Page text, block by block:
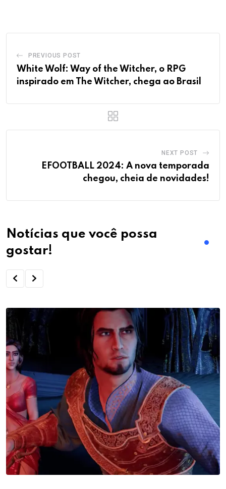
PREVIOUS POST
White Wolf: Way of the Witcher, o RPG
inspirado em The Witcher, chega ao Brasil
NEXT POST
EFOOTBALL 2024: A nova temporada
chegou, cheia de novidades!
Notícias que você possa
gostar!